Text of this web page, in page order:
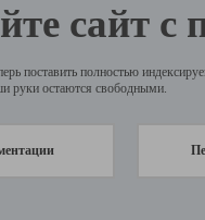
сайт
поставить полностью
руки остаются свободными.